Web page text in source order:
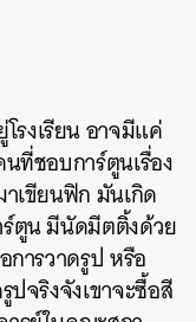
รงเรียน อาจมีแค่
ที่ชอบการ์ตูนเรื่อง
เขียนฟิก มันเกิด
ตูน มีนัดมีตติ้งด้วย
ารวาดรูป หรือ
จริงจังเขาจะซื้อสี